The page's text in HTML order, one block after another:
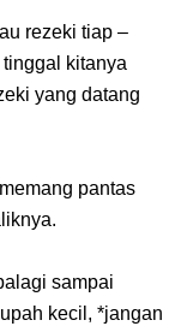
rezeki tiap –
kitanya
yang datang
pantas
sampai
kecil, *jangan